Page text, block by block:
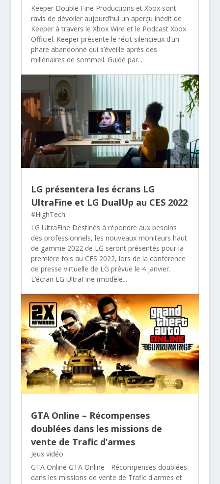
Keeper Double Fine Productions et Xbox sont
ravis de dévoiler aujourd’hui un aperçu inédit de
Keeper à travers le Xbox Wire et le Podcast Xbox
Officiel. Keeper présente le récit silencieux d’un
phare abandonné qui s’éveille après des
millénaires de sommeil. Guidé par...
LG présentera les écrans LG
UltraFine et LG DualUp au CES 2022
#HighTech
LG UltraFine Destinés à répondre aux besoins
des professionnels, les nouveaux moniteurs haut
de gamme 2022 de LG seront présentés pour la
première fois au CES 2022, lors de la conférence
de presse virtuelle de LG prévue le 4 janvier.
L’écran LG UltraFine (modèle...
GTA Online – Récompenses
doublées dans les missions de
vente de Trafic d’armes
Jeux vidéo
GTA Online GTA Online - Récompenses doublées
dans les missions de vente de Trafic d'armes et